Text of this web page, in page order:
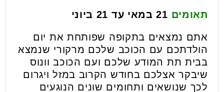
תאומים 21 במאי עד 21 ביוני
אתם נמצאים בתקופה שפותחת את יום
הולדתכם עם הכוכב שלכם מרקורי שנמצא
בבית תת המודע שלכם ועם הכוכב וונוס
שיבקר אצלכם בחודש הקרוב במזל ויגרום
לכך שנושאים ותחומים שונים הנוגעים